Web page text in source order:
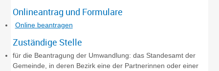
Onlineantrag und Formulare
Online beantragen
Zuständige Stelle
für die Beantragung der Umwandlung: das Standesamt der
Gemeinde, in deren Bezirk eine der Partnerinnen oder einer